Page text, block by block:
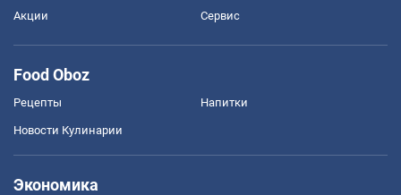
Акции Сервис
Food Oboz
Рецепты Напитки
Новости Кулинарии
Экономика